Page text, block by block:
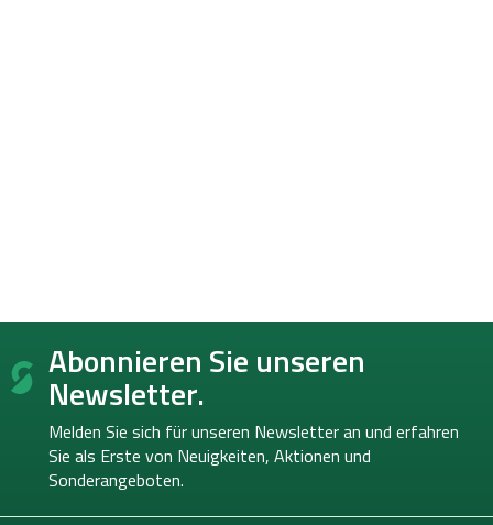
F
ß Abonnieren Sie unseren
Newsletter.
Melden Sie sich für unseren Newsletter an und erfahren
Sie als Erste von Neuigkeiten, Aktionen und
Sonderangeboten.